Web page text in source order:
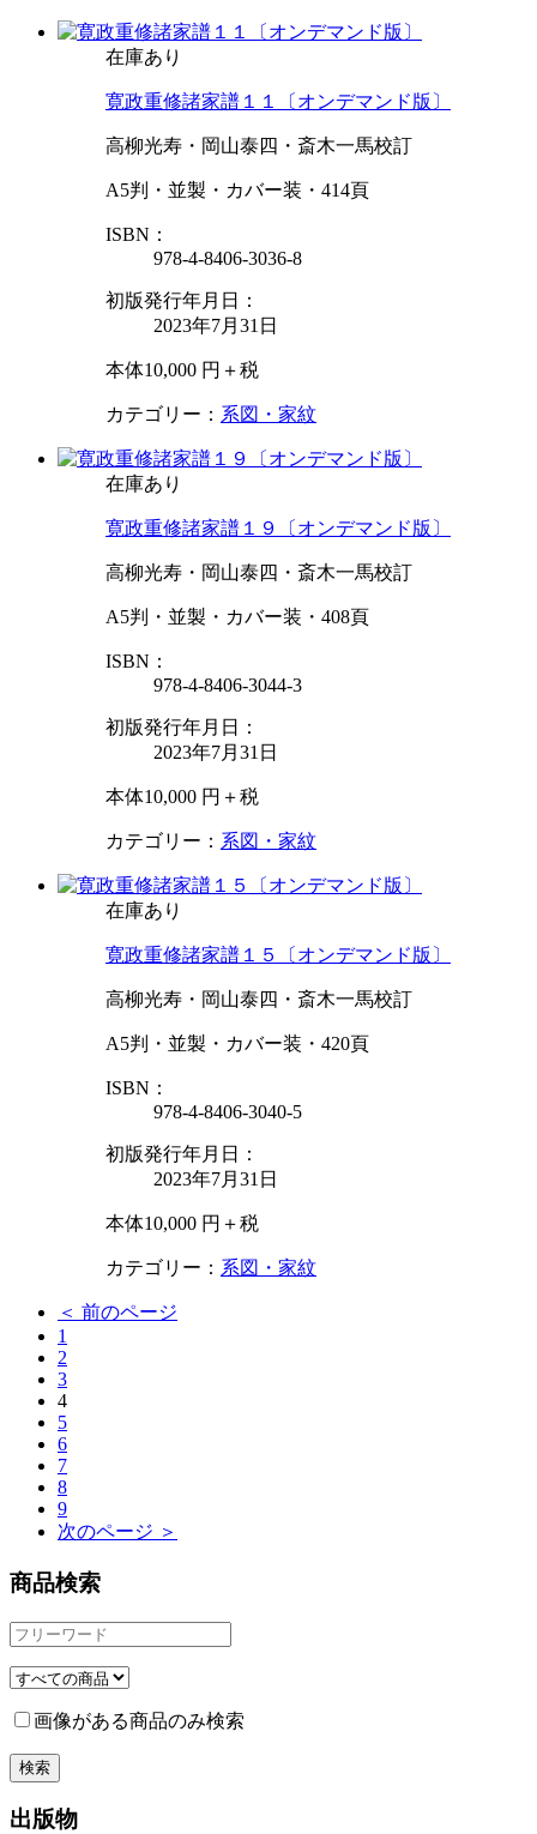
在庫あり
寛政重修諸家譜１１〔オンデマンド版〕
高柳光寿・岡山泰四・斎木一馬校訂
A5判・並製・カバー装・414頁
ISBN：
978-4-8406-3036-8
初版発行年月日：
2023年7月31日
本体10,000 円＋税
カテゴリー： 系図・家紋
在庫あり
寛政重修諸家譜１９〔オンデマンド版〕
高柳光寿・岡山泰四・斎木一馬校訂
A5判・並製・カバー装・408頁
ISBN：
978-4-8406-3044-3
初版発行年月日：
2023年7月31日
本体10,000 円＋税
カテゴリー： 系図・家紋
在庫あり
寛政重修諸家譜１５〔オンデマンド版〕
高柳光寿・岡山泰四・斎木一馬校訂
A5判・並製・カバー装・420頁
ISBN：
978-4-8406-3040-5
初版発行年月日：
2023年7月31日
本体10,000 円＋税
カテゴリー： 系図・家紋
＜ 前のページ
1
2
3
4
5
6
7
8
9
次のページ ＞
商品検索
画像がある商品のみ検索
出版物